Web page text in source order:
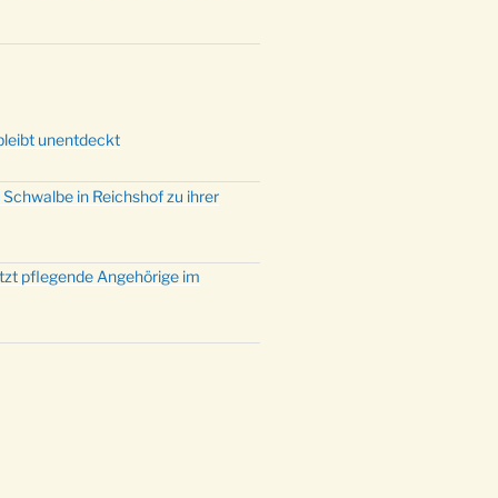
unentdeckt
in Reichshof zu ihrer
pflegende Angehörige im